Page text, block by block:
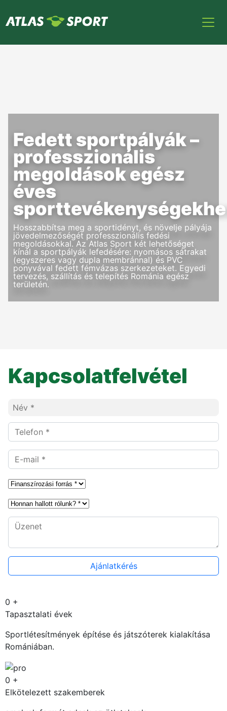
Fedett sportpályák –
professzionális
megoldások egész
éves
Hosszabbítsa meg a sportidényt, és növelje pályája
jövedelmezőségét professzionális fedési
megoldásokkal. Az Atlas Sport két lehetőséget
kínál a sportpályák lefedésére: nyomásos sátrakat
(egyszeres vagy dupla membránnal) és PVC
ponyvával fedett fémvázas szerkezeteket. Egyedi
tervezés, szállítás és telepítés Románia egész
területén.
Kapcsolatfelvétel
0 +
Tapasztalati évek
Sportlétesítmények építése és játszóterek kialakítása
Romániában.
0 +
Elkötelezett szakemberek